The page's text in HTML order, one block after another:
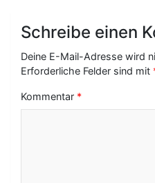
g
N
Schreibe einen
Deine E-Mail-Adresse wird
Erforderliche Felder sind mit
Kommentar *